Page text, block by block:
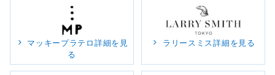
マッキープラテロ詳細を見
る
ラリースミス詳細を見る